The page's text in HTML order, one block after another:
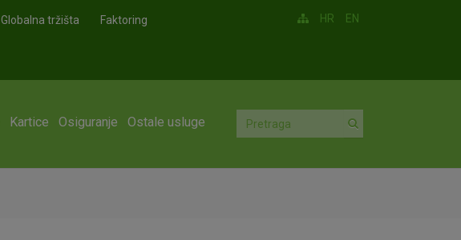
Globalna tržišta Faktoring HR EN
Kartice Osiguranje Ostale usluge